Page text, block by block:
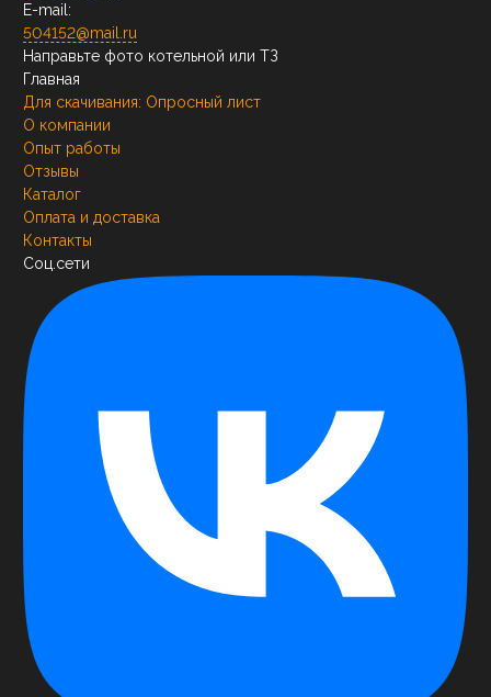
E-mail:
504152@mail.ru
Направьте фото котельной или ТЗ
Главная
Для скачивания: Опросный лист
О компании
Опыт работы
Отзывы
Каталог
Оплата и доставка
Контакты
Соц.сети